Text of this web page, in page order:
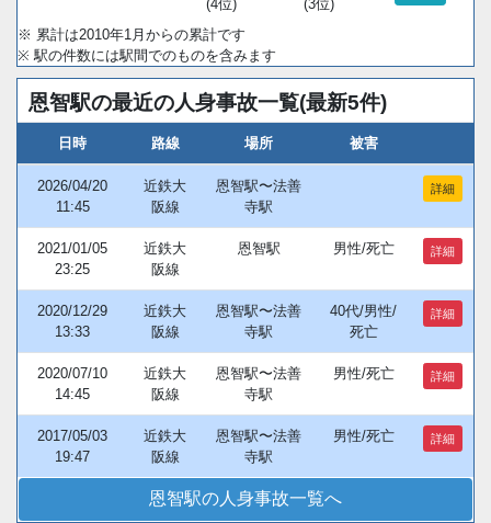
(4位)
(3位)
※ 累計は2010年1月からの累計です
※ 駅の件数には駅間でのものを含みます
恩智駅の最近の人身事故一覧(最新5件)
日時 路線 場所 被害
2026/04/20
11:45
近鉄大
阪線
恩智駅〜法善
寺駅
詳細
2021/01/05
23:25
近鉄大
阪線
恩智駅 男性/死亡 詳細
2020/12/29
13:33
近鉄大
阪線
恩智駅〜法善
寺駅
40代/男性/
死亡
詳細
2020/07/10
14:45
近鉄大
阪線
恩智駅〜法善
寺駅
男性/死亡 詳細
2017/05/03
19:47
近鉄大
阪線
恩智駅〜法善
寺駅
男性/死亡 詳細
恩智駅の人身事故一覧へ